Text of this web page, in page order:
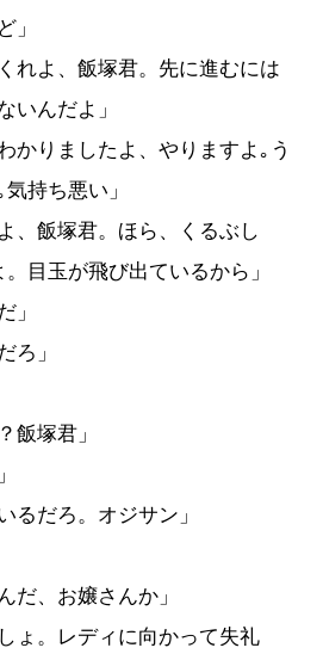
」
れよ、飯塚君。先に進むには
いんだよ」
かりましたよ、やりますよ｡う
持ち悪い」
、飯塚君。ほら、くるぶし
目玉が飛び出ているから」
」
ろ」
飯塚君」
るだろ。オジサン」
だ、お嬢さんか」
ょ。レディに向かって失礼